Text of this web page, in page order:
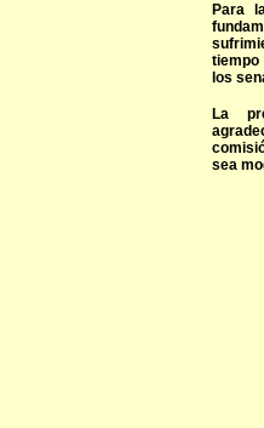
Para
tiempo
los
La
sea